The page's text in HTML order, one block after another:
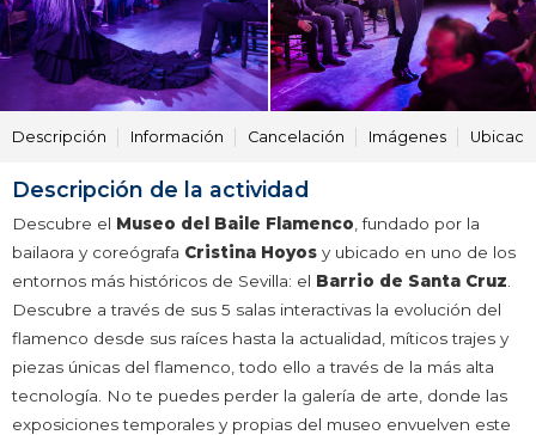
Descripción Información Cancelación Imágenes
Descripción de la actividad
Descubre el Museo del Baile Flamenco , fundado por la
bailaora y coreógrafa Cristina Hoyos y ubicado en uno de los
entornos más históricos de Sevilla: el Barrio de Santa Cruz
Descubre a través de sus 5 salas interactivas la evolución del
flamenco desde sus raíces hasta la actualidad, míticos trajes y
piezas únicas del flamenco, todo ello a través de la más alta
tecnología. No te puedes perder la galería de arte, donde las
exposiciones temporales y propias del museo envuelven este